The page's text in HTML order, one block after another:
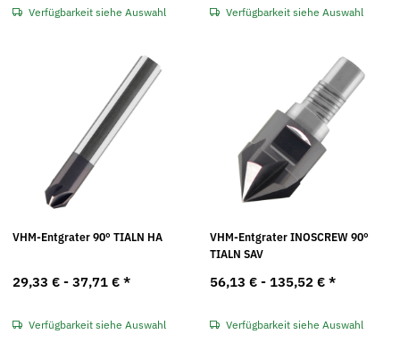
Verfügbarkeit siehe Auswahl Verfügbarkeit siehe Auswahl
VHM-Entgrater 90° TIALN HA
29,33 € - 37,71 € *
Verfügbarkeit siehe Auswahl
VHM-Entgrater INOSCREW 90°
TIALN SAV
56,13 € - 135,52 € *
Verfügbarkeit siehe Auswahl